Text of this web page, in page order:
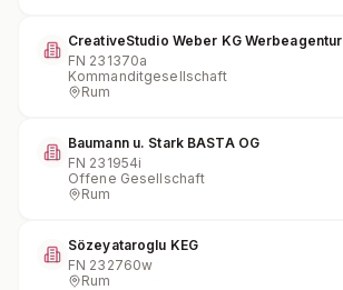
CreativeStudio Weber KG Werbeagentur
FN 231370a
Kommanditgesellschaft
Rum
Baumann u. Stark BASTA OG
FN 231954i
Offene Gesellschaft
Rum
Sözeyataroglu KEG
FN 232760w
Rum